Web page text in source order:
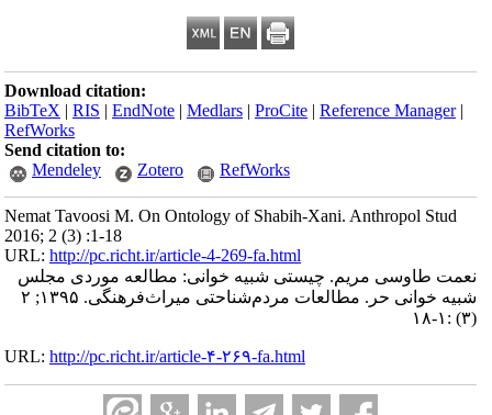
Download citation:
BibTeX |RIS |EndNote |Medlars |ProCite |Reference Manager
RefWorks
Send citation to:
Mendeley
Zotero RefWorks
Nemat Tavoosi M. On Ontology of Shabih-Xani. Anthropol Stud
2016; 2 (3) :1-18
URL:http://pc.richt.ir/article-4-269-fa.html
نعمت طاوسی مریم. چیستی شبیه خوانی: مطالعه موردی مجلس
شبیه خوانی حر. مطالعات مردم‌شناحتی میراث‌فرهنگی. ۱۳۹۵; ۲
URL:http://pc.richt.ir/article-۴-۲۶۹-fa.html